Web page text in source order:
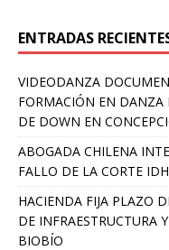
ENTRADAS
VIDEODANZA
FORMACIÓN EN DANZA
DE DOWN EN
ABOGADA CHILENA
FALLO DE LA CORTE
HACIENDA FIJA PLAZO
DE INFRAESTRUCTURA
BIOBÍO